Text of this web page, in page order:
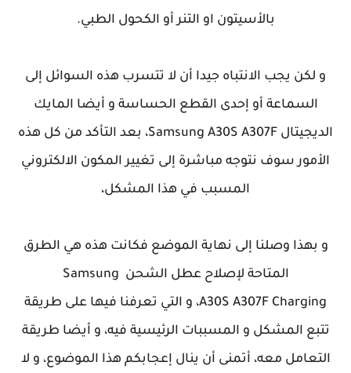
بالأسيتون او التنر أو الكحول الطبي.
و لكن يجب الانتباه جيدا أن لا تتسرب هذه السوائل إلى
السماعة أو إحدى القطع الحساسة و أيضا المايك
الديجيتال Samsung A30S A307F، بعد التأكد من كل هذه
الأمور سوف نتوجه مباشرة إلى تغيير المكون الالكتروني
المسبب في هذا المشكل،
و بهذا وصلنا إلى نهاية الموضع فكانت هذه هي الطرق
المتاحة لإصلاح عطل الشحن Samsung
A30S A307F
Charging، و التي تعرفنا فيها على طريقة
تتبع المشكل و المسببات الرئيسية فيه، و أيضا طريقة
التعامل معه، أتمنى أن ينال إعجابكم هذا الموضوع، و لا